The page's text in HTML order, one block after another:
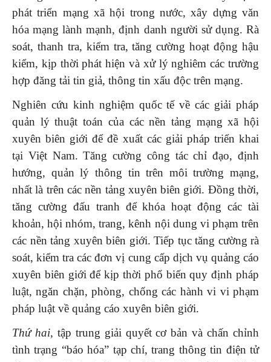
phát triển mạng xã hội trong nước, xây dựng văn
hóa mạng lành mạnh, định danh người sử dụng. Rà
soát, thanh tra, kiểm tra, tăng cường hoạt động hậu
kiểm, kịp thời phát hiện và xử lý nghiêm các trường
hợp đăng tải tin giả, thông tin xấu độc trên mạng.
Nghiên cứu kinh nghiệm quốc tế về các giải pháp
quản lý thuật toán của các nền tảng mạng xã hội
xuyên biên giới để đề xuất các giải pháp triển khai
tại Việt Nam. Tăng cường công tác chỉ đạo, định
hướng, quản lý thông tin trên môi trường mạng,
nhất là trên các nền tảng xuyên biên giới. Đồng thời,
tăng cường đấu tranh để khóa hoạt động các tài
khoản, hội nhóm, trang, kênh nội dung vi phạm trên
các nền tảng xuyên biên giới. Tiếp tục tăng cường rà
soát, kiểm tra các đơn vị cung cấp dịch vụ quảng cáo
xuyên biên giới để kịp thời phổ biến quy định pháp
luật, ngăn chặn, phòng, chống các hành vi vi phạm
pháp luật về quảng cáo xuyên biên giới.
Thứ hai, tập trung giải quyết cơ bản và chấn chỉnh
tình trạng “báo hóa” tạp chí, trang thông tin điện tử